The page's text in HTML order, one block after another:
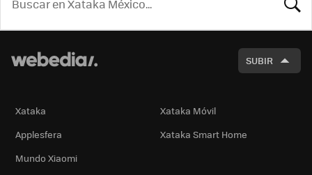
SUBIR
Xataka
Xataka Móvil
Applesfera
Xataka Smart Home
Mundo Xiaomi